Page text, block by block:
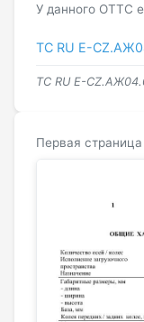
У данного ОТТС
ТС RU Е-
ТС RU Е-
Первая страница